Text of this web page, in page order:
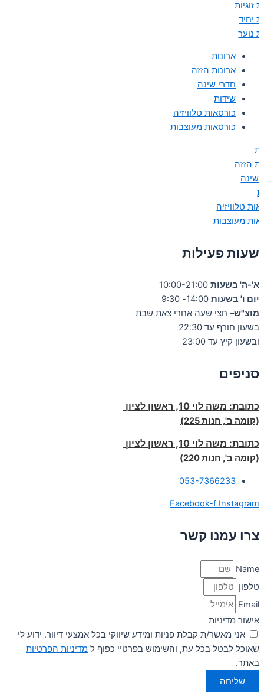
זוגיות
יחיד
נוער
ארונות
ארונות הזזה
חדרי שינה
שידות
כורסאות טלוויזיה
כורסאות מעוצבות
הזזה
שינה
טלוויזיה
מעוצבות
שעות פעילות
א'-ה' בשעות
יום ו' בשעות
מוצ"ש– חצי שעה אחרי צאת שבת
בשעון חורף עד 22:30
ובשעון קיץ עד 23:00
סניפים
כתובת: משה לוי 10, ראשון לציון
(קומה ב', חנות 225)
כתובת: משה לוי 10, ראשון לציון
(קומה ב', חנות 220)
053-7366233
Facebook-f Instagram
צרו עמנו קשר
Name
טלפון
Email
אישור מדיניות
אני מאשר/ת קבלת פניות ומידע שיווקי בכל אמצעי דיוור. ידוע לי
שאוכל לבטל בכל עת, והשימוש בפרטיי כפוף ל מדיניות הפרטיות
באתר.
שליחה